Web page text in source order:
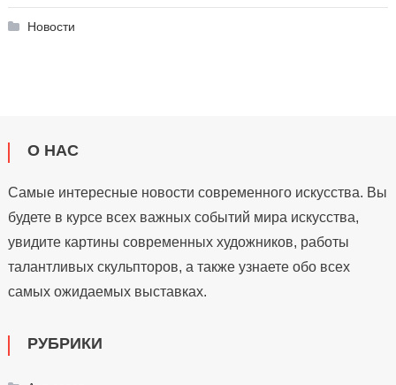
Новости
О НАС
Самые интересные новости современного искусства. Вы
будете в курсе всех важных событий мира искусства,
увидите картины современных художников, работы
талантливых скульпторов, а также узнаете обо всех
самых ожидаемых выставках.
РУБРИКИ